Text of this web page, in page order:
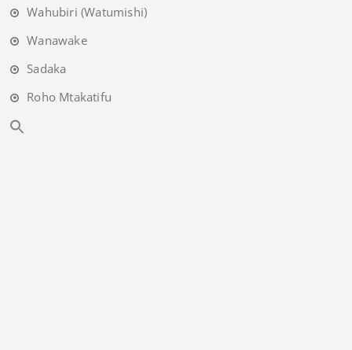
Wahubiri (Watumishi)
Wanawake
Sadaka
Roho Mtakatifu